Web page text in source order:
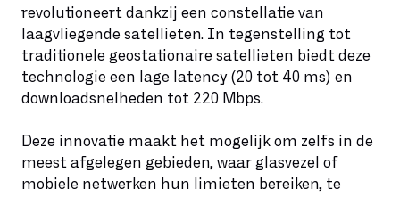
revolutioneert dankzij een constellatie van
laagvliegende satellieten. In tegenstelling tot
traditionele geostationaire satellieten biedt deze
technologie een lage latency (20 tot 40 ms) en
downloadsnelheden tot 220 Mbps.
Deze innovatie maakt het mogelijk om zelfs in de
meest afgelegen gebieden, waar glasvezel of
mobiele netwerken hun limieten bereiken, te